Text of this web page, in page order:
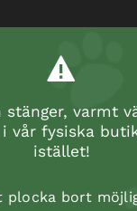
stänger, varmt
vår fysiska
istället!
plocka bort